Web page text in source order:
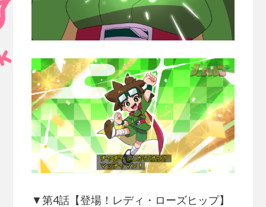
▼第4話【登場！レディ・ローズヒップ】